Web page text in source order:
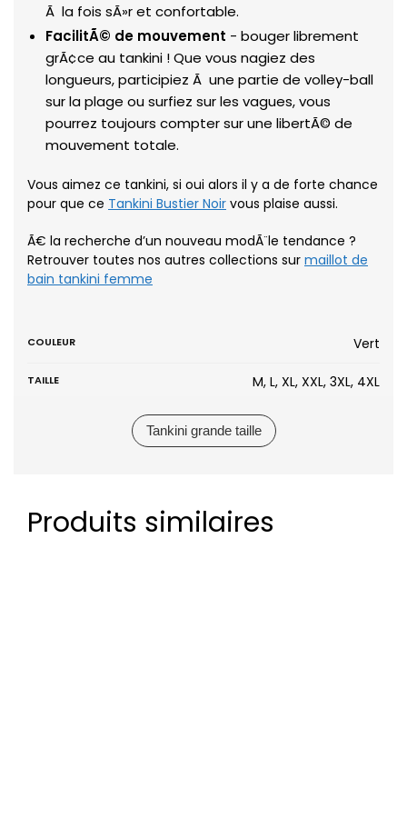
Ã la fois sÃ»r et confortable.
FacilitÃ© de mouvement - bouger librement
grÃ¢ce au tankini ! Que vous nagiez des
longueurs, participiez Ã une partie de volley-ball
sur la plage ou surfiez sur les vagues, vous
pourrez toujours compter sur une libertÃ© de
mouvement totale.
Vous aimez ce tankini, si oui alors il y a de forte chance
pour que ce Tankini Bustier Noir vous plaise aussi.
Ã€ la recherche d’un nouveau modÃ¨le tendance ?
Retrouver toutes nos autres collections sur maillot de
bain tankini femme
COULEUR Vert
TAILLE M, L, XL, XXL, 3XL, 4XL
Tankini grande taille
Produits similaires